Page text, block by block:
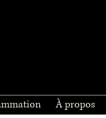
À propos